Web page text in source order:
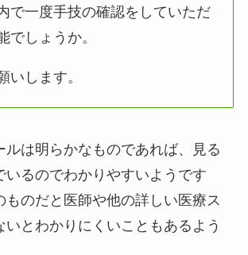
で一度手技の確認をしていただ
でしょうか。
いします。
ルは明らかなものであれば、見る
いるのでわかりやすいようです
ものだと医師や他の詳しい医療ス
いとわかりにくいこともあるよう